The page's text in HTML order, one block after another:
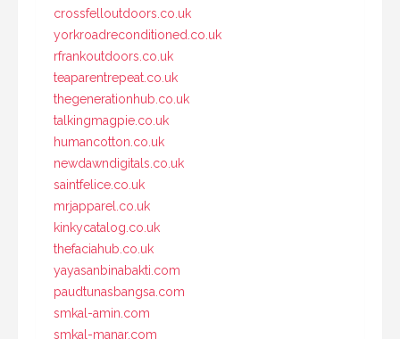
crossfelloutdoors.co.uk
yorkroadreconditioned.co.uk
rfrankoutdoors.co.uk
teaparentrepeat.co.uk
thegenerationhub.co.uk
talkingmagpie.co.uk
humancotton.co.uk
newdawndigitals.co.uk
saintfelice.co.uk
mrjapparel.co.uk
kinkycatalog.co.uk
thefaciahub.co.uk
yayasanbinabakti.com
paudtunasbangsa.com
smkal-amin.com
smkal-manar.com